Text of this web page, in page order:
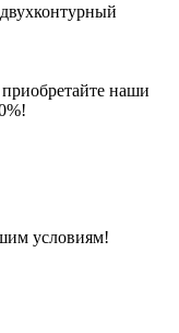
наши
условиям!